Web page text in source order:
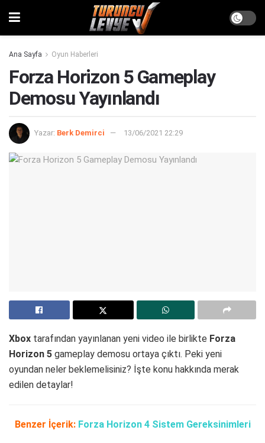
Ana Sayfa Oyun Haberleri
Forza Horizon 5 Gameplay
Demosu Yayınlandı
Yazar: Berk Demirci 13/06/2021 22:29
Xbox tarafından yayınlanan yeni video ile birlikte Forza
Horizon 5 gameplay demosu ortaya çıktı. Peki yeni
oyundan neler beklemelisiniz? İşte konu hakkında merak
edilen detaylar!
Benzer İçerik: Forza Horizon 4 Sistem Gereksinimleri